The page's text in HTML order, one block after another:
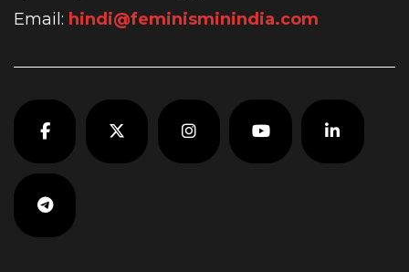
Email: hindi@feminisminindia.com